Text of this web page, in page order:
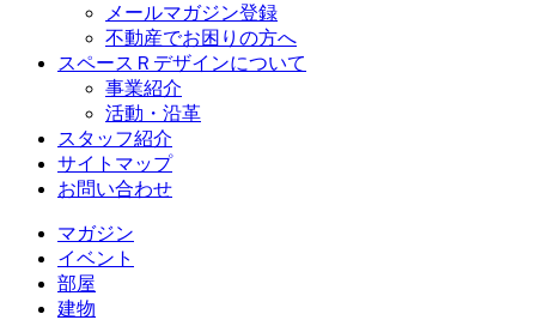
メールマガジン登録
不動産でお困りの方へ
スペースＲデザインについて
事業紹介
活動・沿革
スタッフ紹介
サイトマップ
お問い合わせ
マガジン
イベント
部屋
建物